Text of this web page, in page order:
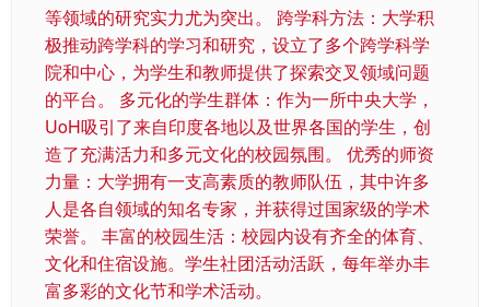
等领域的研究实力尤为突出。 跨学科方法：大学积
极推动跨学科的学习和研究，设立了多个跨学科学
院和中心，为学生和教师提供了探索交叉领域问题
的平台。 多元化的学生群体：作为一所中央大学，
UoH吸引了来自印度各地以及世界各国的学生，创
造了充满活力和多元文化的校园氛围。 优秀的师资
力量：大学拥有一支高素质的教师队伍，其中许多
人是各自领域的知名专家，并获得过国家级的学术
荣誉。 丰富的校园生活：校园内设有齐全的体育、
文化和住宿设施。学生社团活动活跃，每年举办丰
富多彩的文化节和学术活动。